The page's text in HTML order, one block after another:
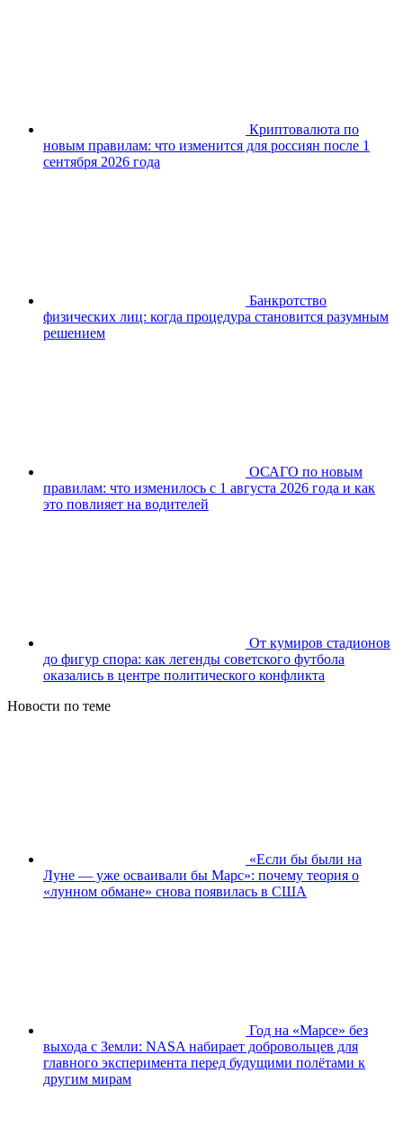
Криптовалюта по
новым правилам: что изменится для россиян после 1
сентября 2026 года
Банкротство
физических лиц: когда процедура становится разумным
решением
ОСАГО по новым
правилам: что изменилось с 1 августа 2026 года и как
это повлияет на водителей
От кумиров стадионов
до фигур спора: как легенды советского футбола
оказались в центре политического конфликта
Новости по теме
«Если бы были на
Луне — уже осваивали бы Марс»: почему теория о
«лунном обмане» снова появилась в США
Год на «Марсе» без
выхода с Земли: NASA набирает добровольцев для
главного эксперимента перед будущими полётами к
другим мирам